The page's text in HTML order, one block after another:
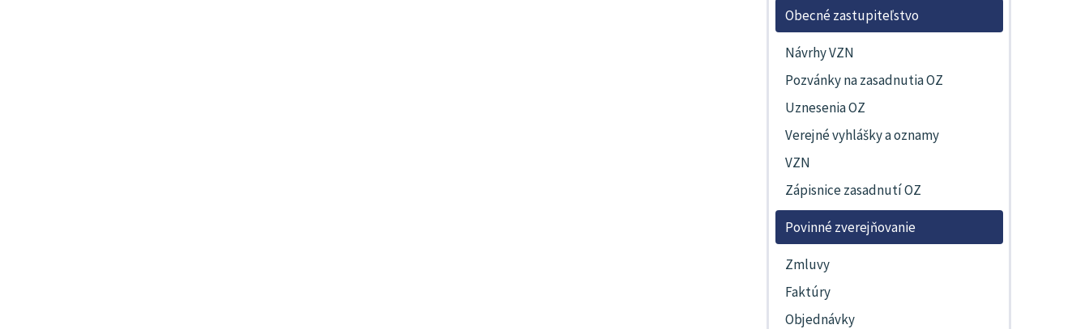
Obecné zastupiteľstvo
Návrhy VZN
Pozvánky na zasadnutia OZ
Uznesenia OZ
Verejné vyhlášky a oznamy
VZN
Zápisnice zasadnutí OZ
Povinné zverejňovanie
Zmluvy
Faktúry
Objednávky